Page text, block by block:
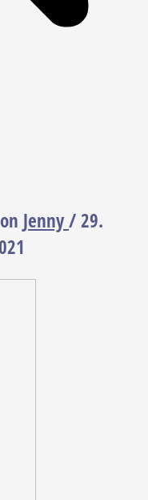
Jenny/29.